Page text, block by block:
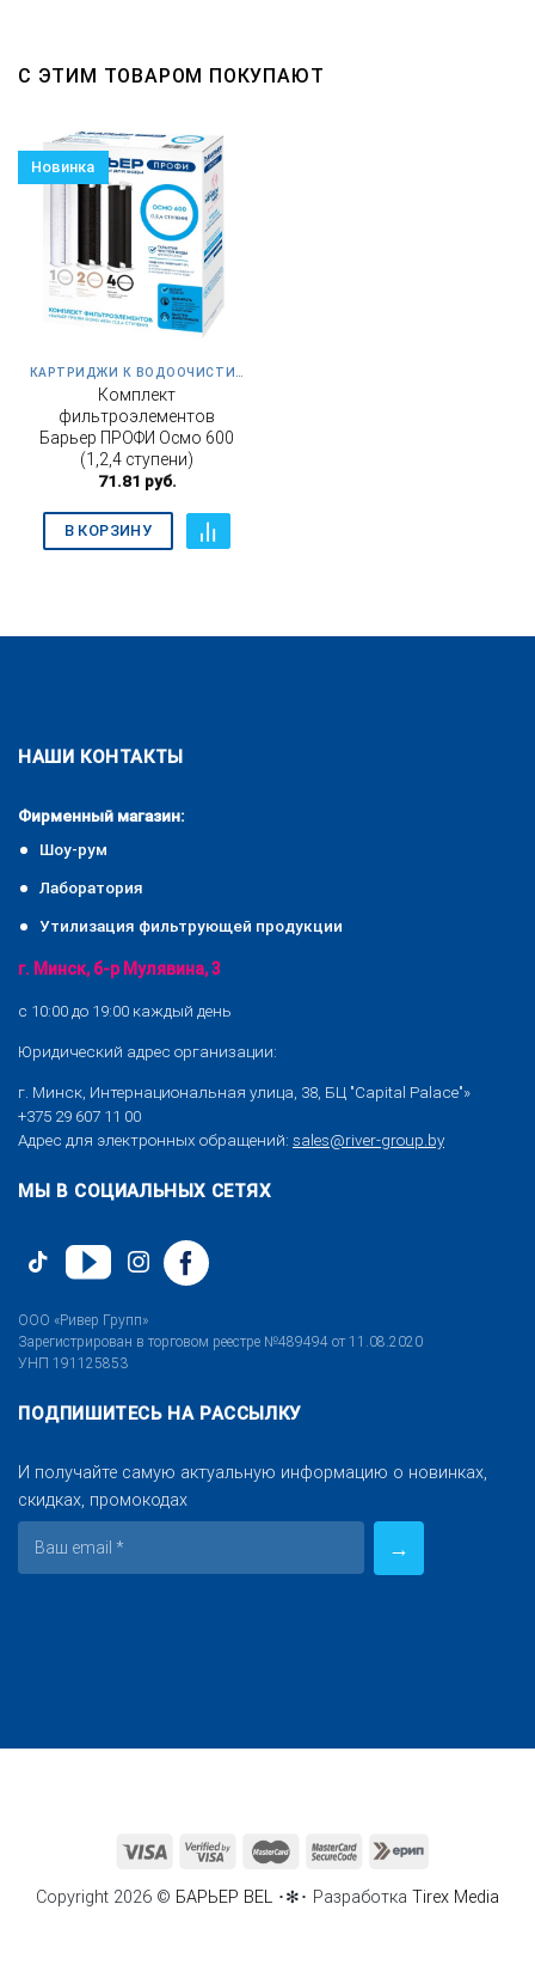
С ЭТИМ ТОВАРОМ ПОКУПАЮТ
Новинка
КАРТРИДЖИ К ВОДООЧИСТИТЕЛЮ ПРОФИ ОСМО 600
Комплект
фильтроэлементов
Барьер ПРОФИ Осмо 600
(1,2,4 ступени)
71.81 руб.
В КОРЗИНУ
НАШИ КОНТАКТЫ
Фирменный магазин:
Шоу-рум
Лаборатория
Утилизация фильтрующей продукции
г. Минск, б-р Мулявина, 3
с 10:00 до 19:00 каждый день
Юридический адрес организации:
г. Минск, Интернациональная улица, 38, БЦ "Capital Palace"»
+375 29 607 11 00
Адрес для электронных обращений: sales@river-group.by
МЫ В СОЦИАЛЬНЫХ СЕТЯХ
ООО «Ривер Групп»
Зарегистрирован в торговом реестре №489494 от 11.08.2020
УНП 191125853
ПОДПИШИТЕСЬ НА РАССЫЛКУ
И получайте самую актуальную информацию о новинках,
скидках, промокодах
Copyright 2026 © БАРЬЕР BEL ･✻･ Разработка Tirex Media